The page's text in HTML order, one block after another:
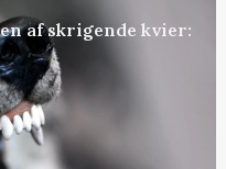
af skrigende kvier: